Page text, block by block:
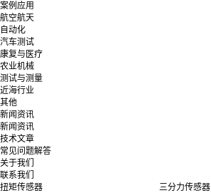
案例应用
航空航天
自动化
汽车测试
康复与医疗
农业机械
测试与测量
近海行业
其他
新闻资讯
新闻资讯
技术文章
常见问题解答
关于我们
联系我们
扭矩传感器
三分力传感器